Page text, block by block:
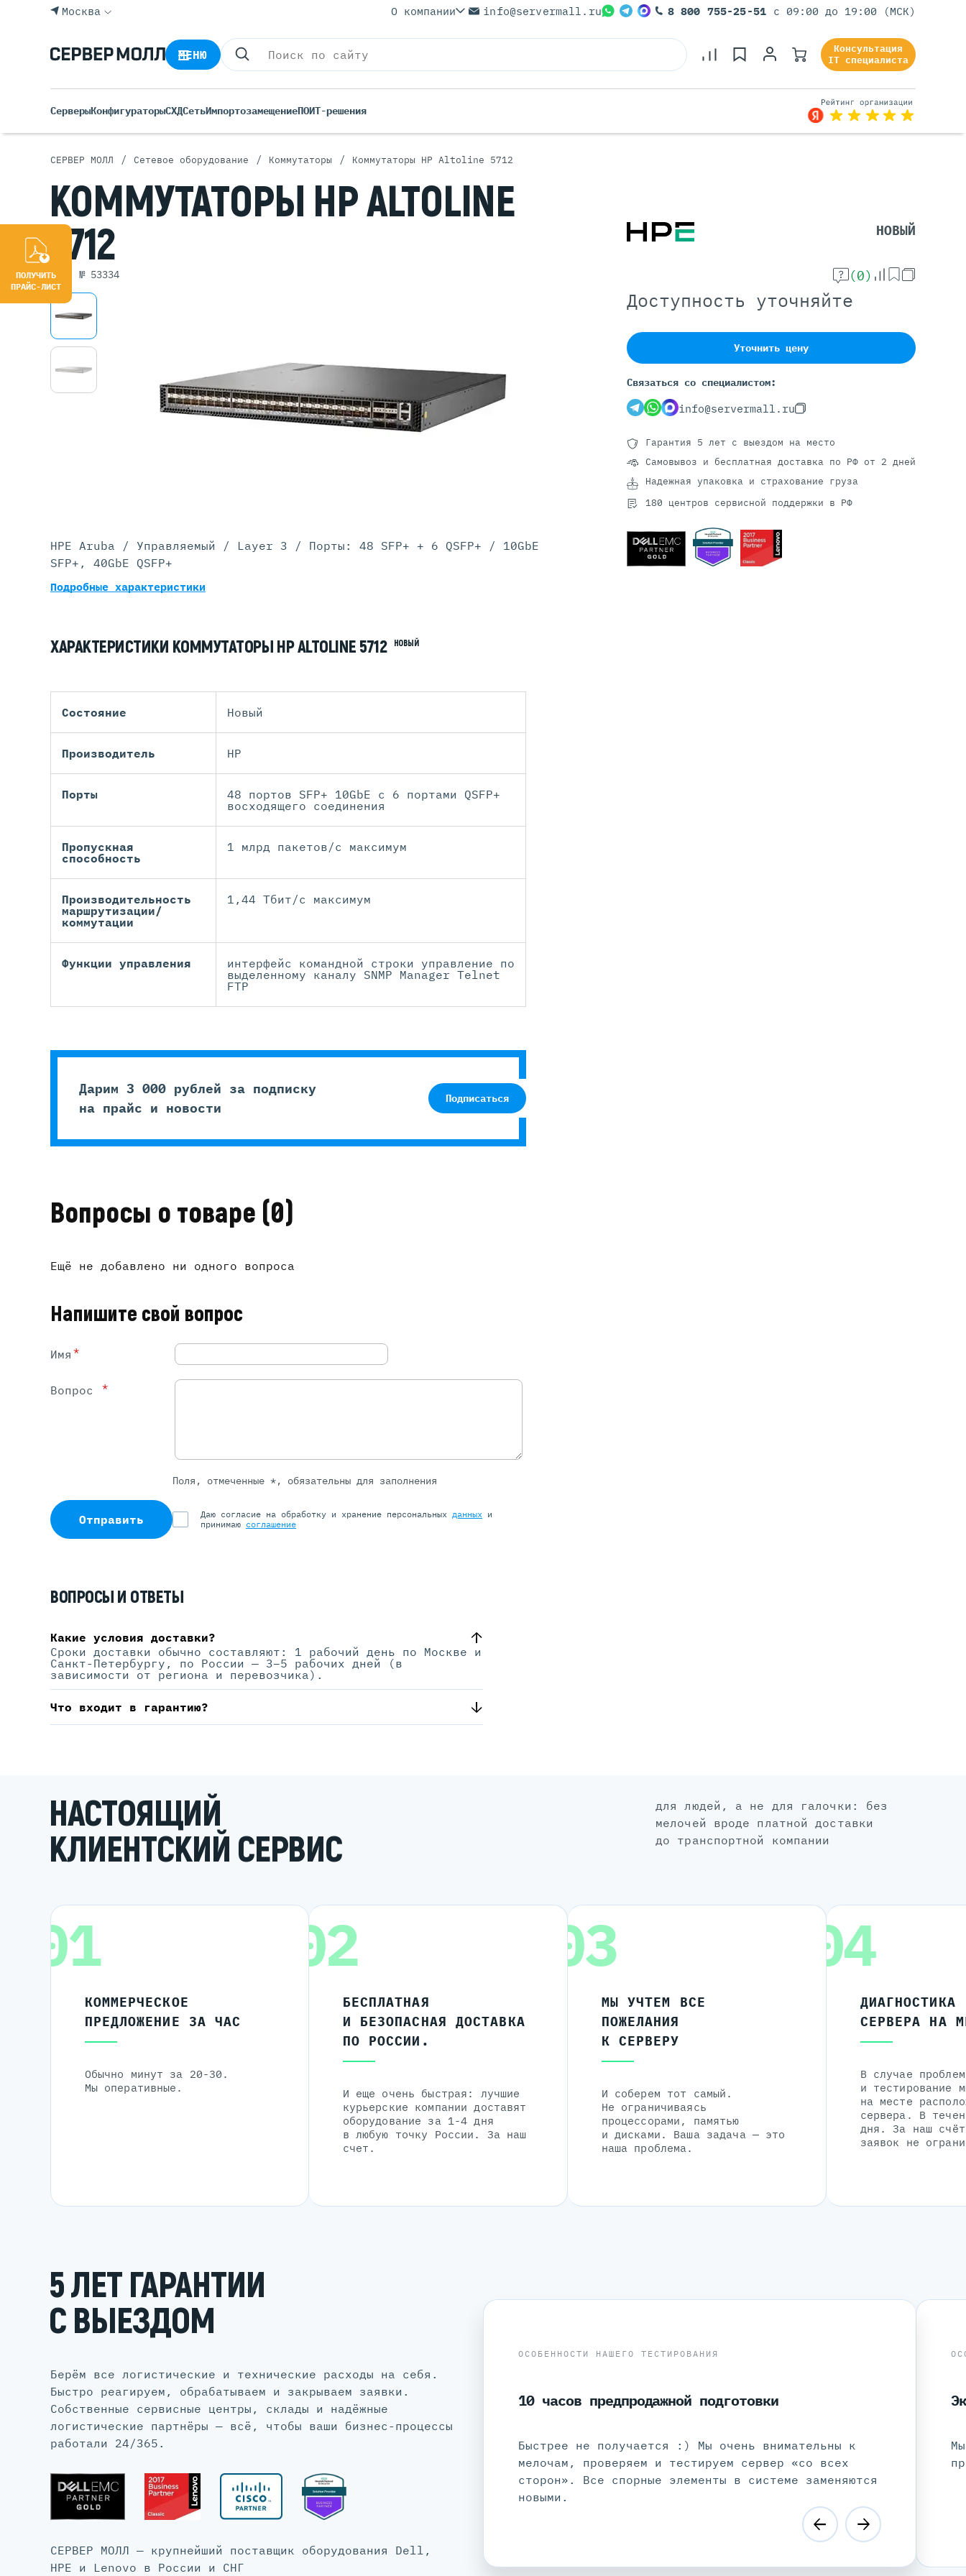
Rack Серверы
Tower Серверы
Серверы Lenovo
Серверы XFusion
Серверы Huawei Atlas
Серверы DELL
DELL G17
DELL G16
Серверы HP
HPE Gen12
С GPU AMD
С 4 GPU
С 8 GPU
Москва О компании info@servermall.ru 8 800 755-25-51 с 09:00 до 19:00 (МСК)
МЕНЮ
Консультация
IT специалиста
СерверыКонфигураторыСХДСетьИмпортозамещениеПОИТ-решения
СЕРВЕР МОЛЛ / Сетевое оборудование / Коммутаторы / Коммутаторы HP Altoline 5712
КОММУТАТОРЫ HP ALTOLINE
5712
арт. № 53334
НОВЫЙ
(0)
Доступность уточняйте
Уточнить цену
Связаться со специалистом:
info@servermall.ru
Гарантия 5 лет с выездом на место
Самовывоз и бесплатная доставка по РФ от 2 дней
Надежная упаковка и страхование груза
180 центров сервисной поддержки в РФ
HPE Aruba / Управляемый / Layer 3 / Порты: 48 SFP+ + 6 QSFP+ / 10GbE
SFP+, 40GbE QSFP+
Подробные характеристики
ХАРАКТЕРИСТИКИ КОММУТАТОРЫ HP ALTOLINE 5712 НОВЫЙ
Состояние Новый
Производитель HP
Порты
48 портов SFP+ 10GbE с 6 портами QSFP+
восходящего соединения
Пропускная
способность
1 млрд пакетов/с максимум
Производительность
маршрутизации/
коммутации
1,44 Тбит/с максимум
Функции управления
интерфейс командной строки управление по
выделенному каналу SNMP Manager Telnet
FTP
Дарим 3 000 рублей за подписку
на прайс и новости
Подписаться
Вопросы о товаре (0)
Ещё не добавлено ни одного вопроса
Напишите свой вопрос
Имя *
Вопрос *
Поля, отмеченные *, обязательны для заполнения
Отправить Даю согласие на обработку и хранение персональных данных и
принимаю соглашение
ВОПРОСЫ И ОТВЕТЫ
Какие условия доставки?
Сроки доставки обычно составляют: 1 рабочий день по Москве и
Санкт-Петербургу, по России — 3–5 рабочих дней (в
зависимости от региона и перевозчика).
Что входит в гарантию?
НАСТОЯЩИЙ
КЛИЕНТСКИЙ СЕРВИС
для людей, а не для галочки: без
мелочей вроде платной доставки
до транспортной компании
01
КОММЕРЧЕСКОЕ
ПРЕДЛОЖЕНИЕ ЗА ЧАС
Обычно минут за 20-30.
Мы оперативные.
02
БЕСПЛАТНАЯ
И БЕЗОПАСНАЯ ДОСТАВКА
ПО РОССИИ.
И еще очень быстрая: лучшие
курьерские компании доставят
оборудование за 1-4 дня
в любую точку России. За наш
счет.
03
МЫ УЧТЕМ ВСЕ
ПОЖЕЛАНИЯ
К СЕРВЕРУ
И соберем тот самый.
Не ограничиваясь
процессорами, памятью
и дисками. Ваша задача — это
наша проблема.
04
ДИАГНОСТИКА
СЕРВЕРА НА
В случае
и тестирование
на месте
сервера. В
дня. За наш
заявок не
5 ЛЕТ ГАРАНТИИ
С ВЫЕЗДОМ
Берём все логистические и технические расходы на себя.
Быстро реагируем, обрабатываем и закрываем заявки.
Собственные сервисные центры, склады и надёжные
логистические партнёры — всё, чтобы ваши бизнес-процессы
работали 24/365.
СЕРВЕР МОЛЛ — крупнейший поставщик оборудования Dell,
HPE и Lenovo в России и СНГ
ОСОБЕННОСТИ НАШЕГО ТЕСТИРОВАНИЯ
10 часов предпродажной подготовки
Быстрее не получается :) Мы очень внимательны к
мелочам, проверяем и тестируем сервер «со всех
сторон». Все спорные элементы в системе заменяются
новыми.
ПОЛУЧИТЬ
ПРАЙС-ЛИСТ